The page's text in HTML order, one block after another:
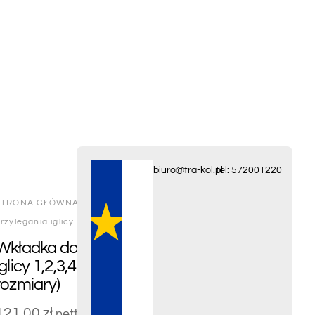
biuro@tra-kol.pltel: 572001220
GŁÓWNA POMIAROWE
iglicy 1,2,3,4 mm ( cena za 3 rozmiary)
do pomiaru przylegania
1,2,3,4 mm ( cena za 3